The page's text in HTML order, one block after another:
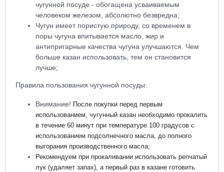
чугунной посуде - обогащена усваиваемым
человеком железом, абсолютно безвредна;
Чугун имеет пористую природу, со временем в
поры чугуна впитывается масло, жир и
антипригарные качества чугуна улучшаются. Чем
больше казан использовать, тем он становится
лучше;
Правила пользования чугунной посуды:
Внимание! После покупки перед первым
использованием, чугунный казан необходимо прокалить
в течение 60 минут при температуре 100 градусов с
использованием подсолнечного масла, до полного
выгорания производственного масла;
Рекомендуем при прокаливании использовать репчатый
лук (удаляет запах), а первый раз в казане готовить